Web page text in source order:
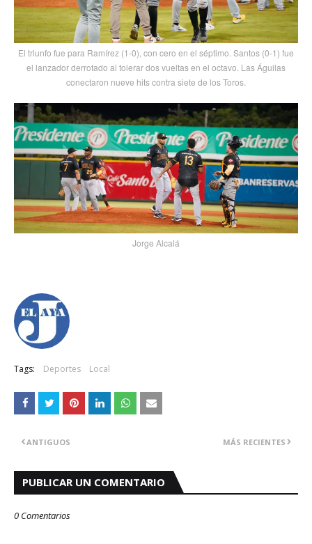
El triunfo fue para Ramírez (1-0), con cero en el séptimo. Santos (0-1) fue
el lanzador derrotado al tolerar dos vueltas en el octavo. Las Águilas
conectaron nueve hits contra siete de los Toros.
Jorge Alcalá
Tags: Deportes Local
MÁS RECIENTES
ANTIGUOS
PUBLICAR UN COMENTARIO
0 Comentarios